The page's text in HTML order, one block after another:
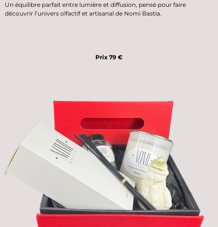
Un équilibre parfait entre lumière et diffusion, pensé pour faire
découvrir l’univers olfactif et artisanal de Nomi Bastia.
Prix 79 €